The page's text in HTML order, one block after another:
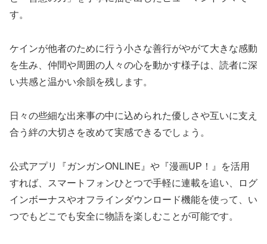
す。
ケインが他者のために行う小さな善行がやがて大きな感動
を生み、仲間や周囲の人々の心を動かす様子は、読者に深
い共感と温かい余韻を残します。
日々の些細な出来事の中に込められた優しさや互いに支え
合う絆の大切さを改めて実感できるでしょう。
公式アプリ『ガンガンONLINE』や『漫画UP！』を活用
すれば、スマートフォンひとつで手軽に連載を追い、ログ
インボーナスやオフラインダウンロード機能を使って、い
つでもどこでも安全に物語を楽しむことが可能です。